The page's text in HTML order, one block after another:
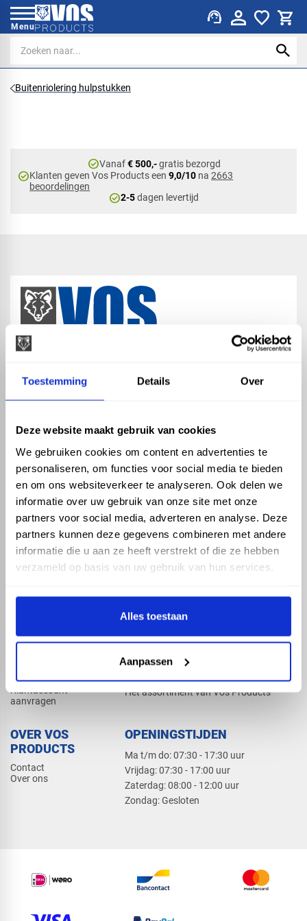
Toestemming Details Over
Deze website maakt gebruik van cookies
We gebruiken cookies om content en advertenties te
personaliseren, om functies voor social media te bieden
en om ons websiteverkeer te analyseren. Ook delen we
informatie over uw gebruik van onze site met onze
partners voor social media, adverteren en analyse. Deze
partners kunnen deze gegevens combineren met andere
informatie die u aan ze heeft verstrekt of die ze hebben
verzameld op basis van uw gebruik van hun services.
Alles toestaan
Aanpassen
Menu support_agent
Buitenriolering hulpstukken
check_circleVanaf€ 500,-gratis bezorgd
check_circleKlanten geven Vos Products een9,0/10 na2663
beoordelingen
check_circle2-5dagen levertijd
ASSORTIMENT
Hemelwaterafvoer
Drukleiding
Beregening
Dak en gevel
KENNIS EN HULP
Klantenservice
Kennisbank
Klantaccount
aanvragen
PRODUCTCATALOGUS 2026
Het assortiment van Vos Products
OVER VOS
PRODUCTS
Contact
Over ons
OPENINGSTIJDEN
Ma t/m do: 07:30 - 17:30 uur
​Vrijdag: 07:30 - 17:00 uur
​Zaterdag: 08:00 - 12:00 uur
​Zondag: Gesloten
phone_enabled +31 416 75 02 55
mail info@vosproducts.nl
check_circleDé bouwmarkt van Altena
check_circle Direct uit grote voorraad geleverd met eigen transport
check_circleLevering in NL en BE